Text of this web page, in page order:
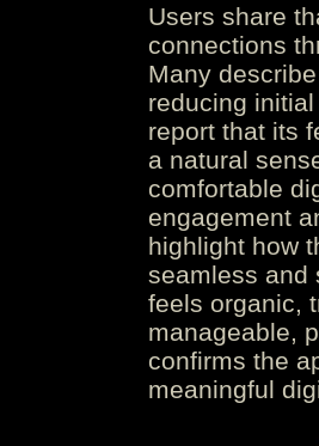
Users share
connections
Many
reducing
report that its
a natural
comfortable
engagement
highlight how
seamless and
feels organic,
manageable,
confirms the
meaningful